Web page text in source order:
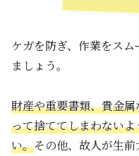
ケガを防ぎ、作業をス
ましょう。
財産や重要書類、貴金
って捨ててしまわない
い。その他、故人が生